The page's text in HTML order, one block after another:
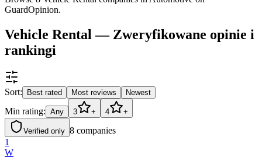
GuardOpinion.
Vehicle Rental — Zweryfikowane opinie i
rankingi
Sort: Best rated Most reviews Newest
Min rating: Any 3 + 4 +
Verified only 8 companies
1
W